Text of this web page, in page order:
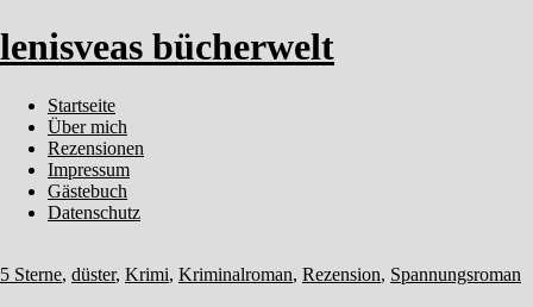
lenisveas bücherwelt
Startseite
Über mich
Rezensionen
Impressum
Gästebuch
Datenschutz
5 Sterne, düster, Krimi, Kriminalroman, Rezension, Spannungsroman